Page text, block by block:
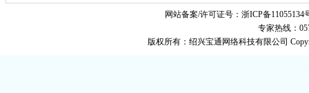
网站备案/许可证号： 浙ICP备11055134
专家热线：
版权所有： 绍兴宝通网络科技有限公司